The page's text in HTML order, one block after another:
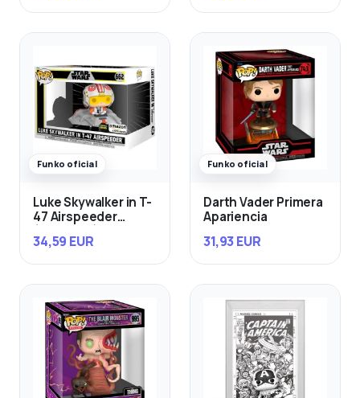
Funko oficial
Luke Skywalker in T-
47 Airspeeder
34,59 EUR
Funko oficial
Darth Vader Primera
Apariencia
31,93 EUR